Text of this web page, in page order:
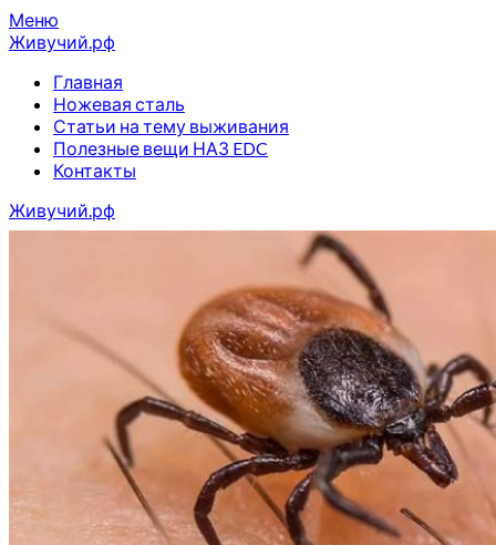
Перейти
к
Меню
Живучий.рф
Главная
Ножевая сталь
Статьи на тему выживания
Полезные вещи НАЗ EDC
Контакты
Живучий.рф